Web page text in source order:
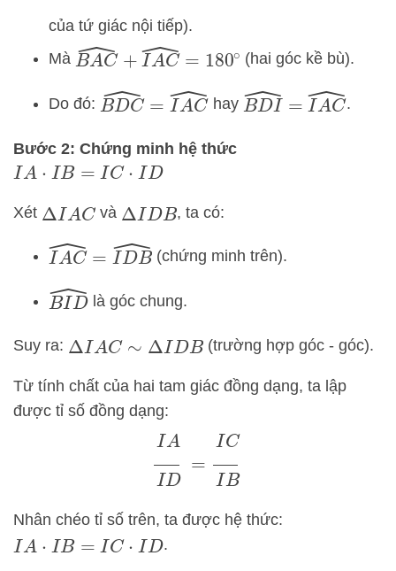
của tứ giác nội tiếp).
Mà BAC^+I AC^=180∘ (hai góc kề bù).
Do đó: BDC^ =I AC^ hay BDI^ =I AC^.
Bước 2: Chứng minh hệ thức
IA⋅ IB=I C⋅ ID
Xét ΔIAC và ΔIDB , ta có:
IAC^ =I DB^ (chứng minh trên).
BID^là góc chung.
Suy ra: ΔIAC∼Δ DB (trường hợp góc - góc).
Từ tính chất của hai tam giác đồng dạng, ta lập
được tỉ số đồng dạng:
IAID CIB
Nhân chéo tỉ số trên, ta được hệ thức:
IA⋅ IB=I C⋅ ID .